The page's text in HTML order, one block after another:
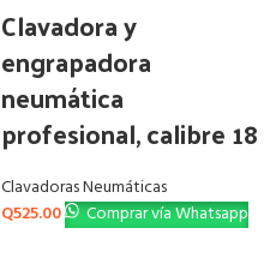
Clavadora y
engrapadora
neumática
profesional, calibre 18
Clavadoras Neumáticas
Q525.00 Comprar vía Whatsapp